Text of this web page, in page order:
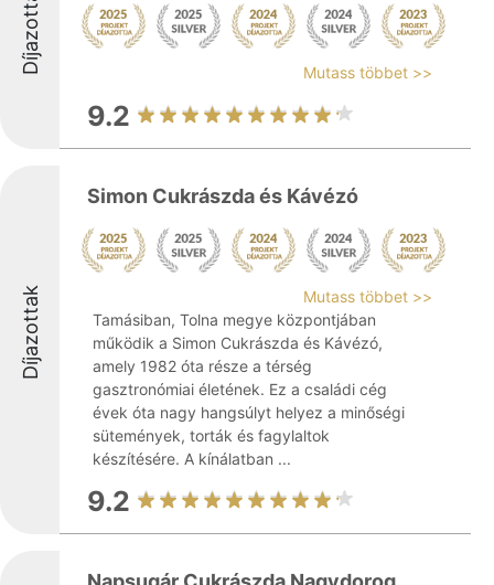
Díjazottak Mutass többet >>
9.2
Díjazottak
Simon Cukrászda és Kávézó
Mutass többet >>
Tamásiban, Tolna megye központjában
működik a Simon Cukrászda és Kávézó,
amely 1982 óta része a térség
gasztronómiai életének. Ez a családi cég
évek óta nagy hangsúlyt helyez a minőségi
sütemények, torták és fagylaltok
készítésére. A kínálatban ...
9.2